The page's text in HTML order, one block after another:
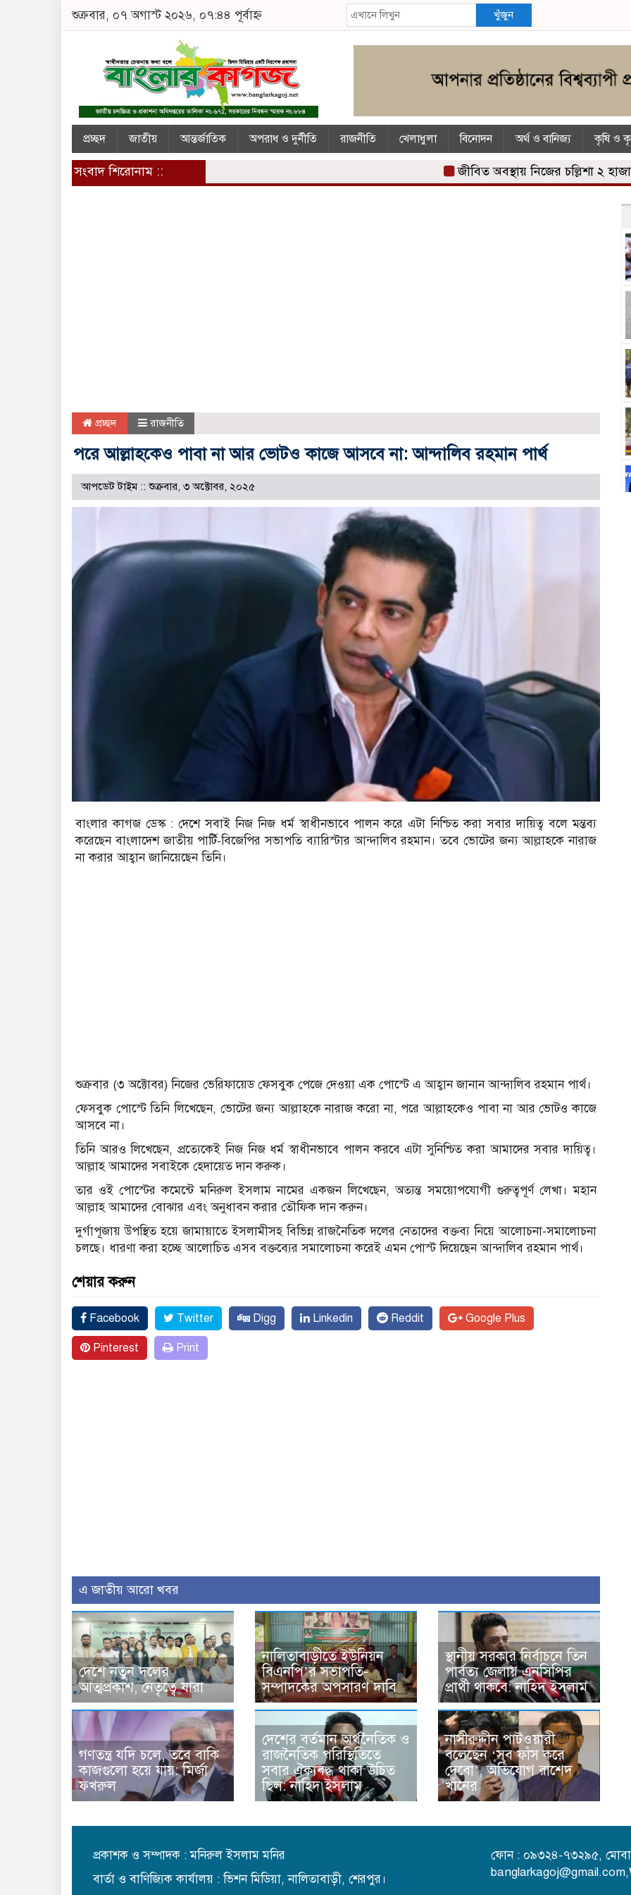
শুক্রবার, ০৭ অগাস্ট ২০২৬, ০৭:৪৪ পূর্বাহ্ন খুঁজুন
প্রচ্ছদ জাতীয় আন্তর্জাতিক অপরাধ ও দুর্নীতি রাজনীতি খেলাধুলা বিনোদন অর্থ ও বানিজ্য কৃষি ও
সংবাদ শিরোনাম :: জীবিত অবস্থায় নিজের চল্লিশা ২ হাজার
প্রচ্ছদ রাজনীতি
পরে আল্লাহকেও পাবা না আর ভোটও কাজে আসবে না: আন্দালিব রহমান পার্থ
আপডেট টাইম :: শুক্রবার, ৩ অক্টোবর, ২০২৫
বাংলার কাগজ ডেস্ক : দেশে সবাই নিজ নিজ ধর্ম স্বাধীনভাবে পালন করে এটা নিশ্চিত করা সবার দায়িত্ব বলে মন্তব্য
করেছেন বাংলাদেশ জাতীয় পার্টি-বিজেপির সভাপতি ব্যারিস্টার আন্দালিব রহমান। তবে ভোটের জন্য আল্লাহকে নারাজ
না করার আহ্বান জানিয়েছেন তিনি।
শুক্রবার (৩ অক্টোবর) নিজের ভেরিফায়েড ফেসবুক পেজে দেওয়া এক পোস্টে এ আহ্বান জানান আন্দালিব রহমান পার্থ।
ফেসবুক পোস্টে তিনি লিখেছেন, ভোটের জন্য আল্লাহকে নারাজ করো না, পরে আল্লাহকেও পাবা না আর ভোটও কাজে
আসবে না।
তিনি আরও লিখেছেন, প্রত্যেকেই নিজ নিজ ধর্ম স্বাধীনভাবে পালন করবে এটা সুনিশ্চিত করা আমাদের সবার দায়িত্ব।
আল্লাহ আমাদের সবাইকে হেদায়েত দান করুক।
তার ওই পোস্টের কমেন্টে মনিরুল ইসলাম নামের একজন লিখেছেন, অত্যন্ত সময়োপযোগী গুরুত্বপূর্ণ লেখা। মহান
আল্লাহ আমাদের বোঝার এবং অনুধাবন করার তৌফিক দান করুন।
দুর্গাপূজায় উপস্থিত হয়ে জামায়াতে ইসলামীসহ বিভিন্ন রাজনৈতিক দলের নেতাদের বক্তব্য নিয়ে আলোচনা-সমালোচনা
চলছে। ধারণা করা হচ্ছে আলোচিত এসব বক্তব্যের সমালোচনা করেই এমন পোস্ট দিয়েছেন আন্দালিব রহমান পার্থ।
শেয়ার করুন
Facebook Twitter Digg Linkedin Reddit Google Plus
Pinterest Print
এ জাতীয় আরো খবর
দেশে নতুন দলের
আত্মপ্রকাশ, নেতৃত্বে যারা
নালিতাবাড়ীতে ইউনিয়ন
বিএনপি’র সভাপতি-
সম্পাদকের অপসারণ দাবি
স্থানীয় সরকার নির্বাচনে তিন
পার্বত্য জেলায় এনসিপির
প্রার্থী থাকবে: নাহিদ ইসলাম
গণতন্ত্র যদি চলে, তবে বাকি
কাজগুলো হয়ে যায়: মির্জা
ফখরুল
দেশের বর্তমান অর্থনৈতিক ও
রাজনৈতিক পরিস্থিতিতে
সবার ঐক্যবদ্ধ থাকা উচিত
ছিল: নাহিদ ইসলাম
নাসীরুদ্দীন পাটওয়ারী
বলেছেন ‘সব ফাঁস করে
দেবো’, অভিযোগ রাশেদ
খাঁনের
প্রকাশক ও সম্পাদক : মনিরুল ইসলাম মনির
বার্তা ও বাণিজ্যিক কার্যালয় : ভিশন মিডিয়া, নালিতাবাড়ী, শেরপুর।
ফোন : ০৯৩২৪-৭৩২৯৫,
banglarkagoj@gmail.com